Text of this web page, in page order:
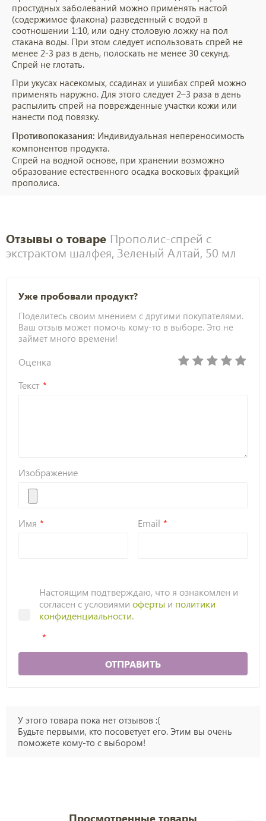
простудных заболеваний можно применять настой
(содержимое флакона) разведенный с водой в
соотношении 1:10, или одну столовую ложку на пол
стакана воды. При этом следует использовать спрей не
менее 2-3 раз в день, полоскать не менее 30 секунд.
Спрей не глотать.
При укусах насекомых, ссадинах и ушибах спрей можно
применять наружно. Для этого следует 2–3 раза в день
распылить спрей на поврежденные участки кожи или
нанести под повязку.
Противопоказания: Индивидуальная непереносимость
компонентов продукта.
Спрей на водной основе, при хранении возможно
образование естественного осадка восковых фракций
прополиса.
Отзывы о товаре Прополис-спрей с
экстрактом шалфея, Зеленый Алтай, 50 мл
Уже пробовали продукт?
Поделитесь своим мнением с другими покупателями.
Ваш отзыв может помочь кому-то в выборе. Это не
займет много времени!
Оценка
Текст
Изображение
Имя Email
Настоящим подтверждаю, что я ознакомлен и
согласен с условиями оферты и политики
конфиденциальности.
ОТПРАВИТЬ
У этого товара пока нет отзывов :(
Будьте первыми, кто посоветует его. Этим вы очень
поможете кому-то с выбором!
Просмотренные товары